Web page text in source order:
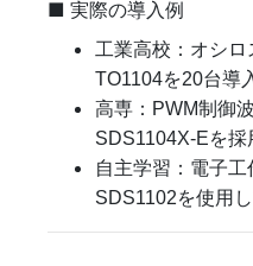
■ 実際の導入例
工業高校：オシ
TO1104を20台導
高専：PWM制御
SDS1104X-Eを採
自主学習：電子工
SDS1102を使用